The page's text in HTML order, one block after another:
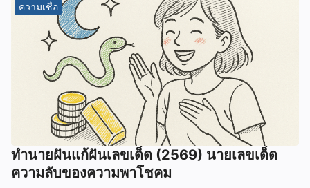
ความเชื่อ
ทํานายฝันแก้ฝันเลขเด็ด (2569) นายเลขเด็ด
ความลับของความพาโชคม